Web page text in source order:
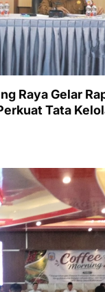
Raya Gelar
Tata